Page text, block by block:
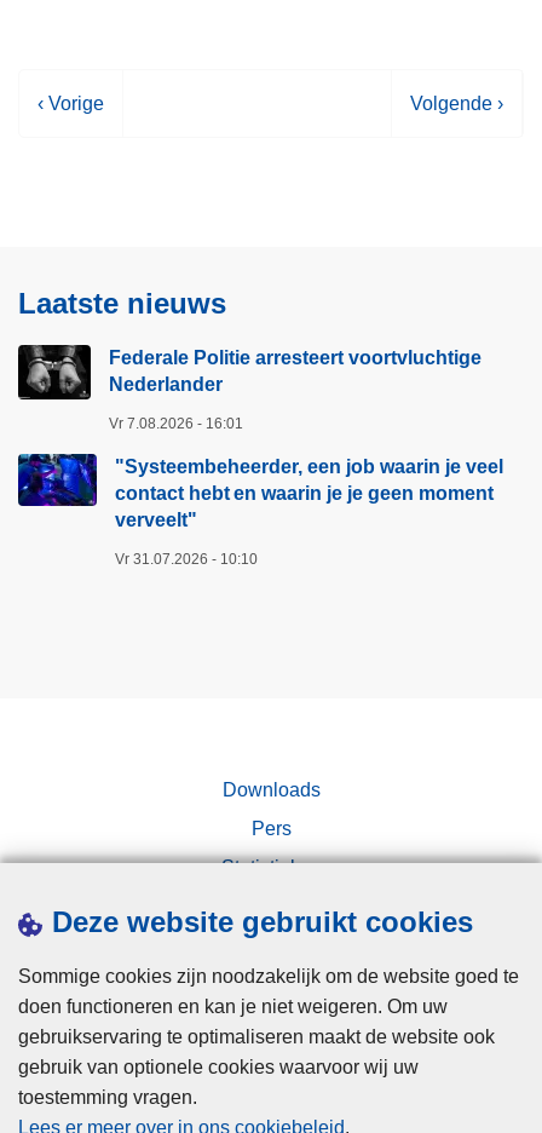
Deze website gebruikt cookies
Sommige cookies zijn noodzakelijk om de website goed te
doen functioneren en kan je niet weigeren. Om uw
gebruikservaring te optimaliseren maakt de website ook
gebruik van optionele cookies waarvoor wij uw
toestemming vragen.
Lees er meer over in ons cookiebeleid.
V
a
g
i
n
‹ Vorige
V
p
n
a
Volgende ›
Laatste nieuws
Federale Politie arresteert voortvluchtige
Nederlander
Vr 7.08.2026 - 16:01
"Systeembeheerder, een job waarin je veel
contact hebt en waarin je je geen moment
verveelt"​
Vr 31.07.2026 - 10:10
Downloads
Pers
Statistieken